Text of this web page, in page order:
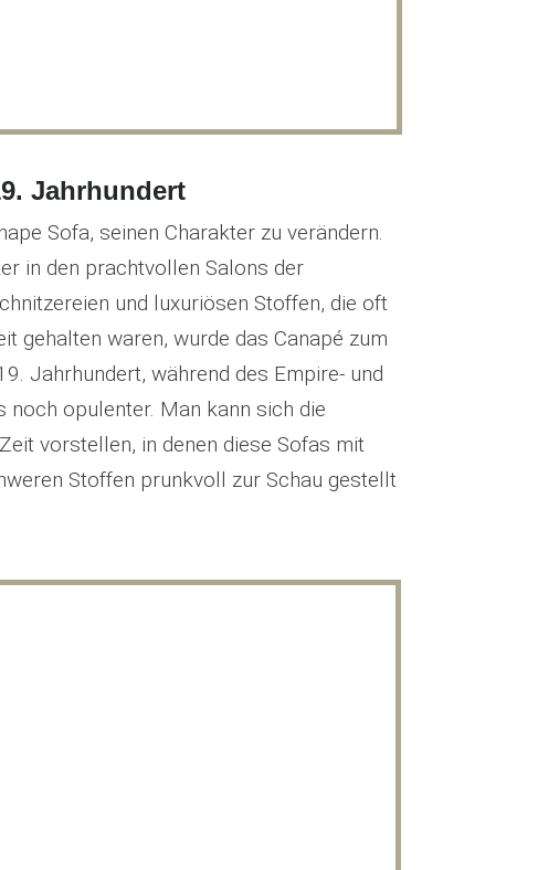
Jahrhundert
Sofa, seinen Charakter zu verändern.
in den prachtvollen Salons der
und luxuriösen Stoffen, die oft
gehalten waren, wurde das Canapé zum
Jahrhundert, während des Empire- und
opulenter. Man kann sich die
vorstellen, in denen diese Sofas mit
Stoffen prunkvoll zur Schau gestellt